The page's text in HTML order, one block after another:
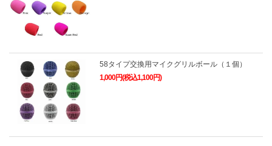
58タイプ交換用マイクグリルボール（１個）
1,000円(税込1,100円)